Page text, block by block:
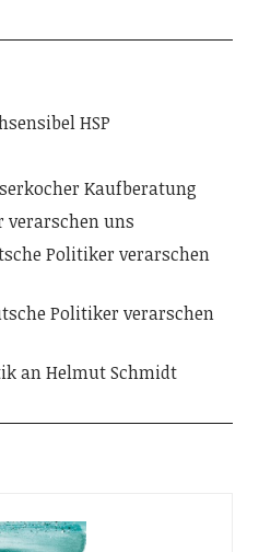
HSP
Kaufberatung
verarschen uns
Politiker verarschen
Politiker verarschen
an Helmut Schmidt